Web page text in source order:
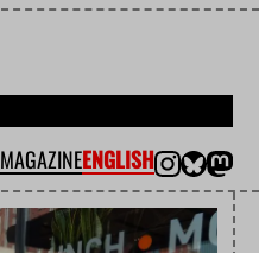
MAGAZINEENGLISH